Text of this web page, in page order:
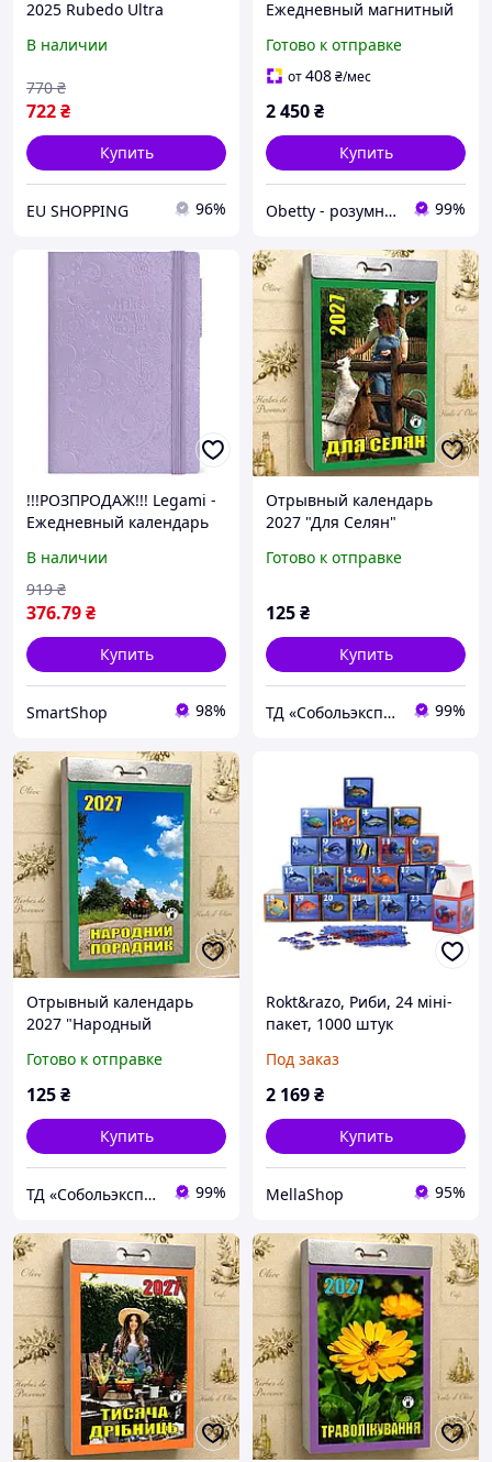
2025 Rubedo Ultra
(9781408758519)
В наличии
722₴
770 ₴
Купить
EU SHOPPING 96%
Ежедневный магнитный
погодой (103-953)
Готово к отправке
от408₴/мес
2 450₴
Купить
Obetty - розумна дитина 99%
!!!РОЗПРОДАЖ!!! Legami -
Ежедневный календарь
сирень, Специальное
издание, 16 месяцев,
застежка на резинку
В наличии
376.79₴
919 ₴
Купить
SmartShop 98%
Отрывный календарь
2027 "Для Селян"
украинский
Готово к отправке
125₴
Купить
ТД «Собольэкспресс» 99%
Отрывный календарь
2027 "Народный
ежедневный, украинский
язык
Готово к отправке
125₴
Купить
ТД «Собольэкспресс» 99%
Rokt&razo, Риби, 24 міні-
пакет, 1000 штук
адвент-календар,
ідеально підходить для
Под заказ
2 169₴
Купить
MellaShop 95%